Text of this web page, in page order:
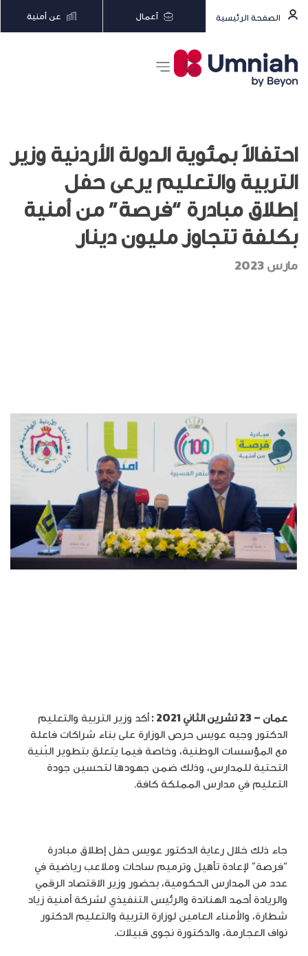
الصفحة الرئيسية أعمال عن أمنية
احتفالاً بمئوية الدولة الأردنية وزير
التربية والتعليم يرعى حفل
إطلاق مبادرة “فرصة” من أمنية
بكلفة تتجاوز مليون دينار
مارس 2023
عمان – 23 تشرين الثاني 2021 :
أكد وزير التربية والتعليم
الدكتور وجيه عويس حرص الوزارة على بناء شراكات فاعلة
مع المؤسسات الوطنية، وخاصة فيما يتعلق بتطوير البُنية
التحتية للمدارس، وذلك ضمن جهودها لتحسين جودة
التعليم في مدارس المملكة كافة.
جاء ذلك خلال رعاية الدكتور عويس حفل إطلاق مبادرة
“فرصة” لإعادة تأهيل وترميم ساحات وملاعب رياضية في
عدد من المدارس الحكومية، بحضور وزير الاقتصاد الرقمي
والريادة أحمد الهناندة والرئيس التنفيذي لشركة أمنية زياد
شطارة، والأمناء العامين لوزارة التربية والتعليم الدكتور
نواف العجارمة، والدكتورة نجوى قبيلات.